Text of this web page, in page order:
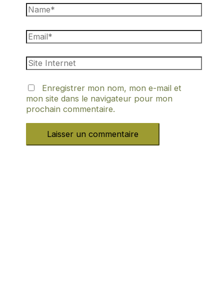
Enregistrer mon nom, mon e-mail et
mon site dans le navigateur pour mon
prochain commentaire.